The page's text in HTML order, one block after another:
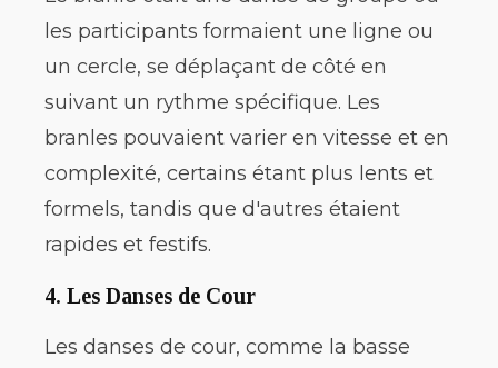
les participants formaient une ligne ou
un cercle, se déplaçant de côté en
suivant un rythme spécifique. Les
branles pouvaient varier en vitesse et en
complexité, certains étant plus lents et
formels, tandis que d'autres étaient
rapides et festifs.
4. Les Danses de Cour
Les danses de cour, comme la basse